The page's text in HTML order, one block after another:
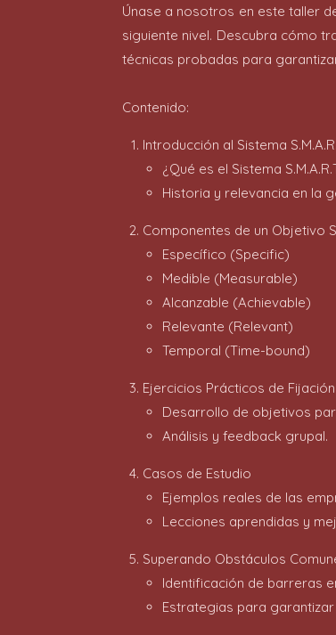
Únase a nosotros en este taller
siguiente nivel. Descubra cómo
técnicas probadas para
Contenido:
Introducción al Sistema
¿Qué es el Sistema
Historia y relevancia en la
Componentes de un Objetivo
Específico (Specific)
Medible (Measurable)
Alcanzable (Achievable)
Relevante (Relevant)
Temporal (Time-bound)
Ejercicios Prácticos de
Desarrollo de objetivos
Análisis y feedback grupal.
Casos de Estudio
Ejemplos reales de las
Lecciones aprendidas y
Superando Obstáculos
Identificación de barreras
Estrategias para